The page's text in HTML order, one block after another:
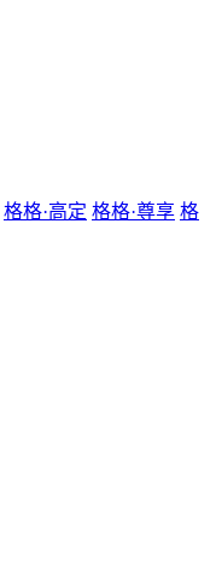
格格·高定 格格·尊享 格